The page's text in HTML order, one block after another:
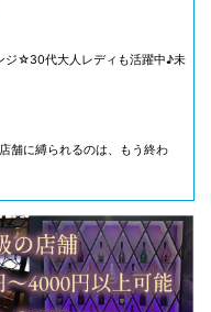
ジ☆30代大人レディも活躍中♪未
舗に縛られるのは、もう終わ